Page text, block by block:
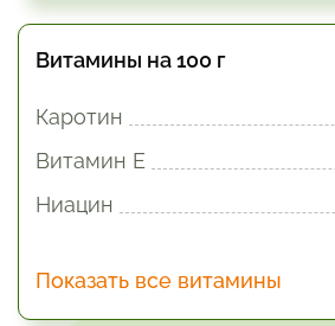
Витамины на 100 г
Каротин
Витамин E
Ниацин
Показать все витамины